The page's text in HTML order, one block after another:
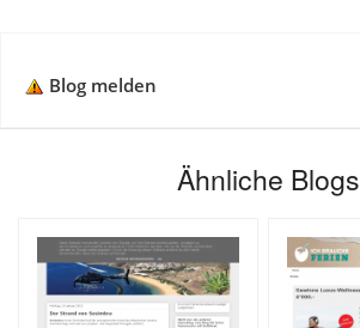
Blog melden
Ähnliche Blogs